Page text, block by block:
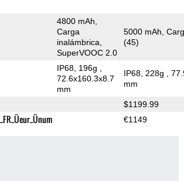
4800 mAh,
Carga
inalámbrica,
SuperVOOC 2.0
5000 mAh,
(45)
IP68, 196g
72.6x160.3x8.7
mm
IP68, 228g
,
mm
$1199.99
€1149